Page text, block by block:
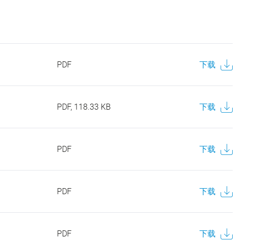
PDF 下载
PDF, 118.33 KB 下载
PDF 下载
PDF 下载
PDF 下载